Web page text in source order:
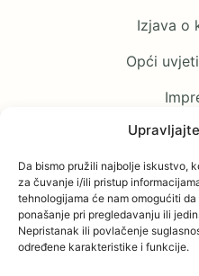
Da bismo pružili najbolje iskustvo,
za čuvanje i/ili pristup
tehnologijama će nam omogućiti
ponašanje pri pregledavanju ili
Nepristanak ili povlačenje
određene karakteristike i funkcije.
Izjava o
Opći